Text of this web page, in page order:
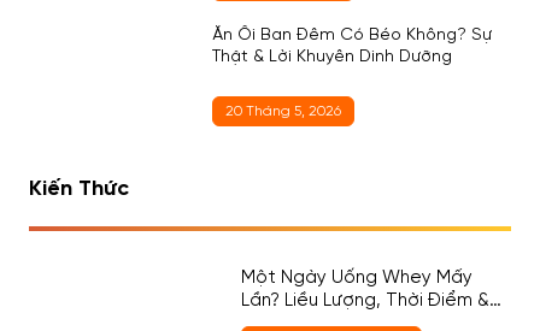
Ăn Ổi Ban Đêm Có Béo Không? Sự
Thật & Lời Khuyên Dinh Dưỡng
20 Tháng 5, 2026
Kiến Thức
Một Ngày Uống Whey Mấy
Lần? Liều Lượng, Thời Điểm &
Cách Chọn Đúng Cho Người